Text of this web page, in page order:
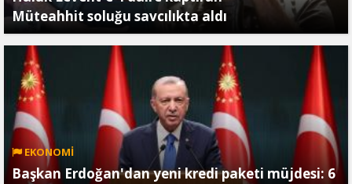
Müteahhit soluğu savcılıkta aldı
EKONOMİ
Başkan Erdoğan'dan yeni kredi paketi müjdesi: 6